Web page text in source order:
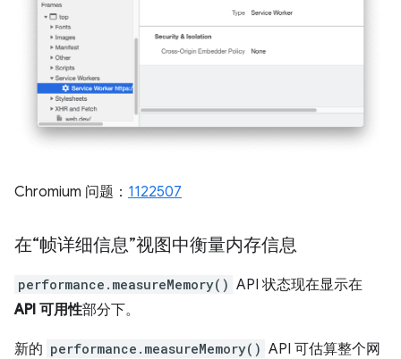
Chromium 问题： 1122507
在“帧详细信息”视图中衡量内存信息
performance.measureMemory() API 状态现在显示在
API 可用性部分下。
新的 performance.measureMemory() API 可估算整个网